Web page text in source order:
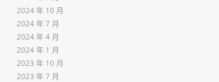
2024 年 10 月
2024 年 7 月
2024 年 4 月
2024 年 1 月
2023 年 10 月
2023 年 7 月